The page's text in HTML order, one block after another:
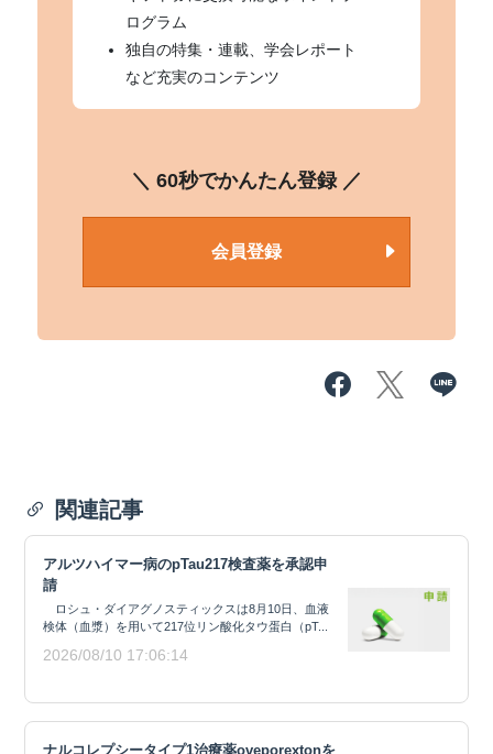
ログラム
独自の特集・連載、学会レポート
など充実のコンテンツ
＼ 60秒でかんたん登録 ／
会員登録
関連記事
アルツハイマー病のpTau217検査薬を承認申
請
ロシュ・ダイアグノスティックスは8月10日、血液
検体（血漿）を用いて217位リン酸化タウ蛋白（pT...
2026/08/10 17:06:14
ナルコレプシータイプ1治療薬oveporextonを